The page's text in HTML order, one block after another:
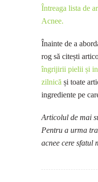
Întreaga lista de
Acnee.
Înainte de a
rog să citești
îngrijirii pielii și
zilnică și toate
ingrediente pe
Articolul de mai
Pentru a urma
acnee cere sfatul